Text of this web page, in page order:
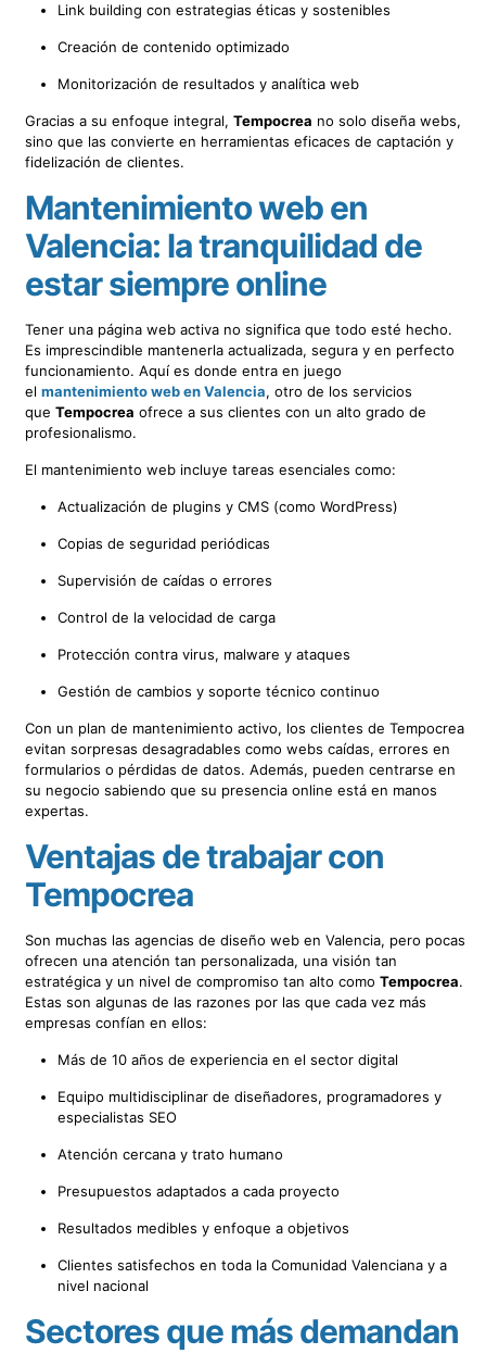
Link building con estrategias éticas y sostenibles
Creación de contenido optimizado
Monitorización de resultados y analítica web
Gracias a su enfoque integral,Tempocrea no solo diseña webs,
sino que las convierte en herramientas eficaces de captación y
fidelización de clientes.
Mantenimiento web en
Valencia: la tranquilidad de
estar siempre online
Tener una página web activa no significa que todo esté hecho.
Es imprescindible mantenerla actualizada, segura y en perfecto
funcionamiento. Aquí es donde entra en juego
elmantenimiento web en Valencia, otro de los servicios
queTempocrea ofrece a sus clientes con un alto grado de
profesionalismo.
El mantenimiento web incluye tareas esenciales como:
Actualización de plugins y CMS (como WordPress)
Copias de seguridad periódicas
Supervisión de caídas o errores
Control de la velocidad de carga
Protección contra virus, malware y ataques
Gestión de cambios y soporte técnico continuo
Con un plan de mantenimiento activo, los clientes de Tempocrea
evitan sorpresas desagradables como webs caídas, errores en
formularios o pérdidas de datos. Además, pueden centrarse en
su negocio sabiendo que su presencia online está en manos
expertas.
Ventajas de trabajar con
Tempocrea
Son muchas las agencias de diseño web en Valencia, pero pocas
ofrecen una atención tan personalizada, una visión tan
estratégica y un nivel de compromiso tan alto comoTempocrea.
Estas son algunas de las razones por las que cada vez más
empresas confían en ellos:
Más de 10 años de experiencia en el sector digital
Equipo multidisciplinar de diseñadores, programadores y
especialistas SEO
Atención cercana y trato humano
Presupuestos adaptados a cada proyecto
Resultados medibles y enfoque a objetivos
Clientes satisfechos en toda la Comunidad Valenciana y a
nivel nacional
Sectores que más demandan